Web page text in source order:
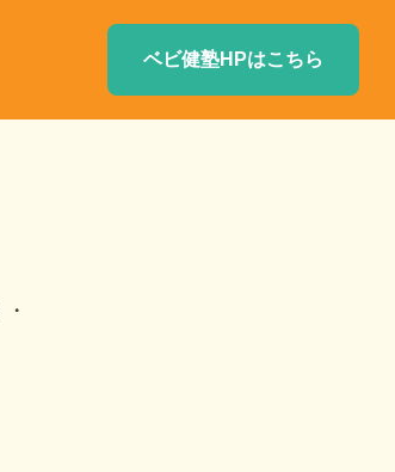
ベビ健塾HPはこちら